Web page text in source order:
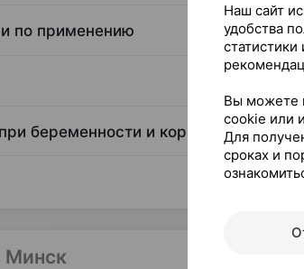
по применению
беременности и кормлении грудью
Читать
Минск
Наш сайт
удобства
Вы можете
cookie или
Для
сроках и